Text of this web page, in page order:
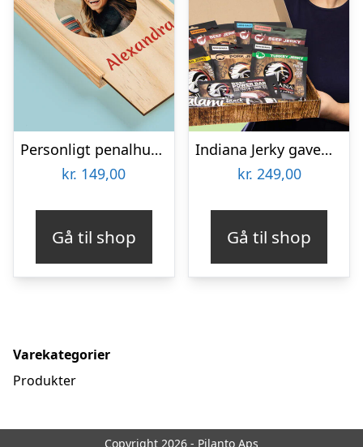
Personligt penalhus med foto & tekst
kr. 149,00
Gå til shop
Indiana Jerky gaveæske
kr. 249,00
Gå til shop
Varekategorier
Produkter
Copyright 2026 - Pilanto Aps